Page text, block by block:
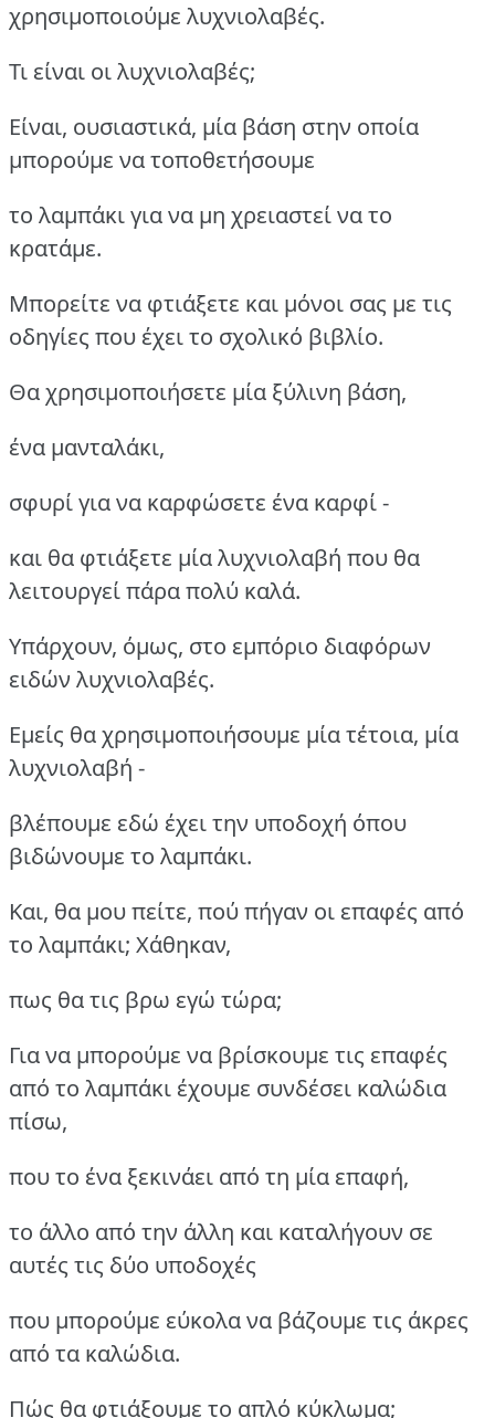
χρησιμοποιούμε λυχνιολαβές.
Τι είναι οι λυχνιολαβές;
Είναι, ουσιαστικά, μία βάση στην οποία
μπορούμε να τοποθετήσουμε
το λαμπάκι για να μη χρειαστεί να το
κρατάμε.
Μπορείτε να φτιάξετε και μόνοι σας με τις
οδηγίες που έχει το σχολικό βιβλίο.
Θα χρησιμοποιήσετε μία ξύλινη βάση,
ένα μανταλάκι,
σφυρί για να καρφώσετε ένα καρφί -
και θα φτιάξετε μία λυχνιολαβή που θα
λειτουργεί πάρα πολύ καλά.
Υπάρχουν, όμως, στο εμπόριο διαφόρων
ειδών λυχνιολαβές.
Εμείς θα χρησιμοποιήσουμε μία τέτοια, μία
λυχνιολαβή -
βλέπουμε εδώ έχει την υποδοχή όπου
βιδώνουμε το λαμπάκι.
Και, θα μου πείτε, πού πήγαν οι επαφές από
το λαμπάκι; Χάθηκαν,
πως θα τις βρω εγώ τώρα;
Για να μπορούμε να βρίσκουμε τις επαφές
από το λαμπάκι έχουμε συνδέσει καλώδια
πίσω,
που το ένα ξεκινάει από τη μία επαφή,
το άλλο από την άλλη και καταλήγουν σε
αυτές τις δύο υποδοχές
που μπορούμε εύκολα να βάζουμε τις άκρες
από τα καλώδια.
Πώς θα φτιάξουμε το απλό κύκλωμα;